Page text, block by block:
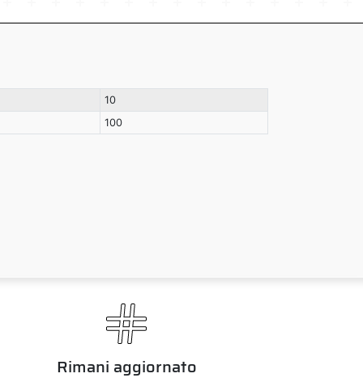
10
100
Rimani aggiornato